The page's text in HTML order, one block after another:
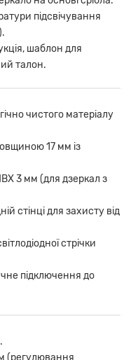
підсвічування
шаблон для
талон.
чистого матеріалу
17 мм із
3 мм (для дзеркал з
стінці для захисту від
стрічки
підключення до